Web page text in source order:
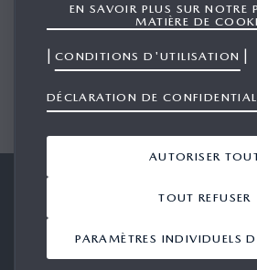
German
ITALIANO
Italian
Mazda Suisse
Déclaration de confidentialité
Politique de cookies Mazda
EN SAVOIR PLUS SUR NOTRE
MATIÈRE DE
| CONDITIONS D'UTILISATION |
DÉCLARATION DE
PARAMÈTRES INDIVIDUELS
TOUT REFUSER
AUTORISER